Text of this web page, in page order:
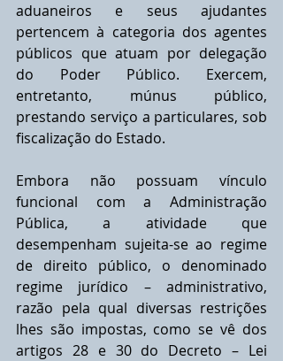
aduaneiros e seus ajudantes
pertencem à categoria dos agentes
públicos que atuam por delegação
do Poder Público. Exercem,
entretanto, múnus público,
prestando serviço a particulares, sob
fiscalização do Estado.
Embora não possuam vínculo
funcional com a Administração
Pública, a atividade que
desempenham sujeita-se ao regime
de direito público, o denominado
regime jurídico – administrativo,
razão pela qual diversas restrições
lhes são impostas, como se vê dos
artigos 28 e 30 do Decreto – Lei